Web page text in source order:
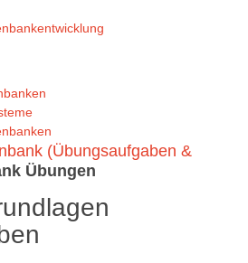
(Übungsaufgaben &
Übungen